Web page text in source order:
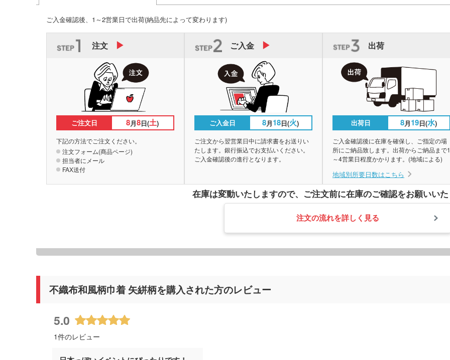
ご入金確認後、1～2営業日で出荷(納品先によって変わります)
注文
ご注文日 8月8日(土)
下記の方法でご注文ください。
注文フォーム(商品ページ)
担当者にメール
FAX送付
ご入金
ご入金日 8月18日(火)
ご注文から翌営業日中に請求書をお送りい
たします。銀行振込でお支払いください。
ご入金確認後の進行となります。
出荷
出荷日 8月19日(水)
ご入金確認後に在庫を確保し、ご指定の場
所にご納品致します。出荷からご納品まで1
～4営業日程度かかります。(地域による)
地域別所要日数はこちら
在庫は変動いたしますので、 ご注文前に在庫のご確認をお願いいた
注文の流れを詳しく見る
不織布和風柄巾着 矢絣柄を購入された方のレビュー
5.0
1件のレビュー